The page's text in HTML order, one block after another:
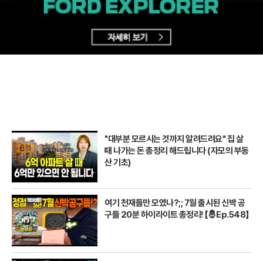
"대부분 모르시는 것까지 알려드려요" 집 살
때 나가는 돈 총정리 해드립니다 (자모의 부동
산 기초)
여기 천재들만 모였나?;; 7월 출시된 신박 공
구들 20분 하이라이트 총정리! 【🤴Ep.548】